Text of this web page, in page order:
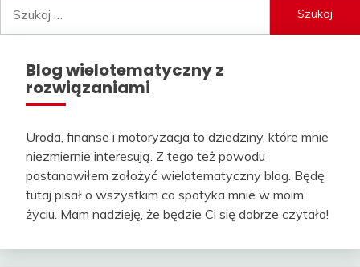
Blog wielotematyczny z
rozwiązaniami
Uroda, finanse i motoryzacja to dziedziny, które mnie
niezmiernie interesują. Z tego też powodu
postanowiłem założyć wielotematyczny blog. Będę
tutaj pisał o wszystkim co spotyka mnie w moim
życiu. Mam nadzieję, że będzie Ci się dobrze czytało!